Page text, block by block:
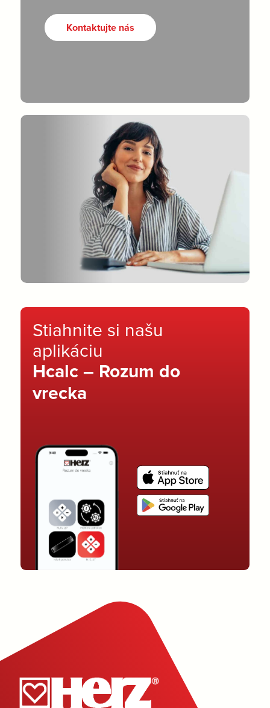
Kontaktujte nás
Stiahnite si našu
aplikáciu
Hcalc – Rozum do
vrecka